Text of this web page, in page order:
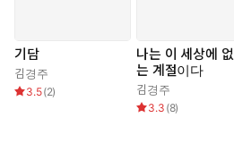
기담
김경주
3.5(2)
나는 이 세상에 없
는 계절이다
김경주
3.3 (8)